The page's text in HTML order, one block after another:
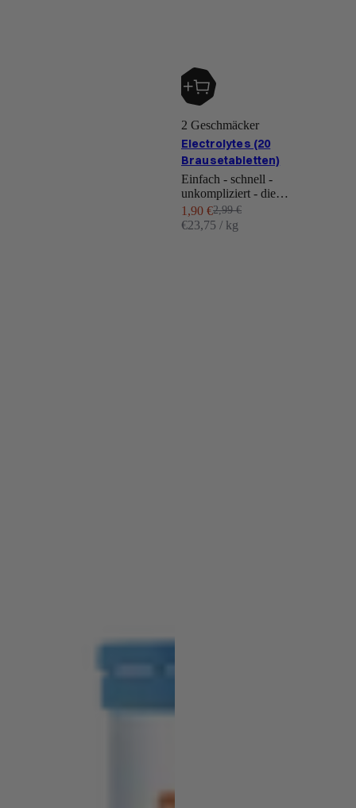
2 Geschmäcker
Electrolytes (20
Brausetabletten)
Einfach - schnell -
unkompliziert - die
Brausetablette mit Mehrwert.
Für Alltag, Sport und
unterwegs.
Angebot
1,90 €Regulärer Preis
2,99 €
€23,75 / kg